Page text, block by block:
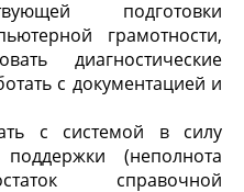
подготовки
грамотности,
диагностические
с документацией и
с системой в силу
поддержки (неполнота
справочной